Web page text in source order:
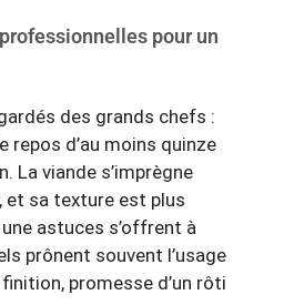
pour un
des grands chefs :
repos d’au moins quinze
La viande s’imprègne
et sa texture est plus
astuces s’offrent à
prônent souvent l’usage
promesse d’un rôti